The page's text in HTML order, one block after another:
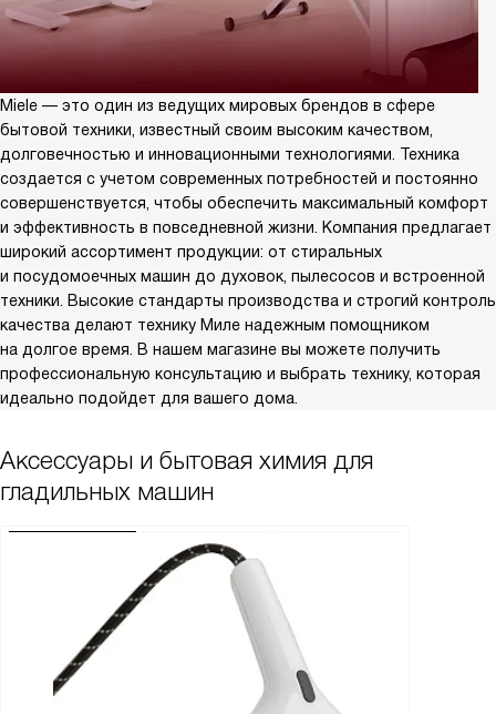
Miele — это один из ведущих мировых брендов в сфере
бытовой техники, известный своим высоким качеством,
долговечностью и инновационными технологиями. Техника
создается с учетом современных потребностей и постоянно
совершенствуется, чтобы обеспечить максимальный комфорт
и эффективность в повседневной жизни. Компания предлагает
широкий ассортимент продукции: от стиральных
и посудомоечных машин до духовок, пылесосов и встроенной
техники. Высокие стандарты производства и строгий контроль
качества делают технику Миле надежным помощником
на долгое время. В нашем магазине вы можете получить
профессиональную консультацию и выбрать технику, которая
идеально подойдет для вашего дома.
Аксессуары и бытовая химия для
гладильных машин